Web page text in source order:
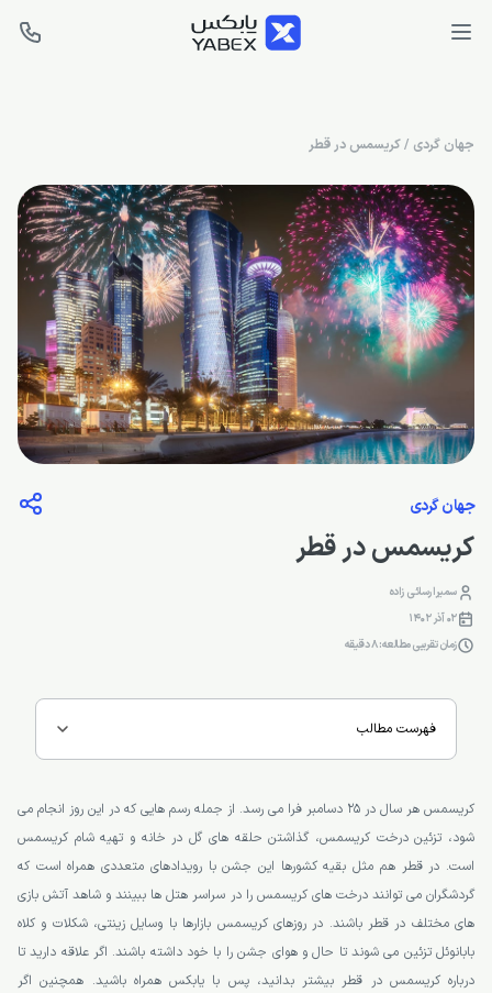
جهان گردی /کریسمس در قطر
جهان گردی
کریسمس در قطر
سمیرا رسائی زاده
02 آذر 1402
زمان تقریبی مطالعه: 8 دقیقه
فهرست مطالب
کریسمس هر سال در 25 دسامبر فرا می رسد. از جمله رسم هایی که در این روز انجام می
شود، تزئین درخت کریسمس، گذاشتن حلقه های گل در خانه و تهیه شام کریسمس
است. در قطر هم مثل بقیه کشورها این جشن با رویدادهای متعددی همراه است که
گردشگران می توانند درخت های کریسمس را در سراسر هتل ها ببینند و شاهد آتش بازی
های مختلف در قطر باشند. در روزهای کریسمس بازارها با وسایل زینتی، شکلات و کلاه
بابانوئل تزئین می شوند تا حال و هوای جشن را با خود داشته باشند. اگر علاقه دارید تا
درباره کریسمس در قطر بیشتر بدانید، پس با یابکس همراه باشید. همچنین اگر